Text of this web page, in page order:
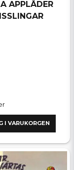
APPLÅDER
I VARUKORGEN